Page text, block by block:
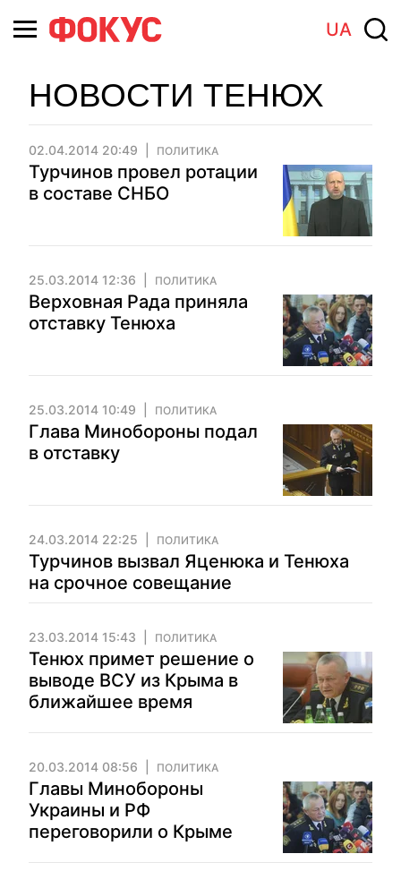
UA
НОВОСТИ ТЕНЮХ
02.04.2014 20:49 ПОЛИТИКА
Турчинов провел ротации
в составе СНБО
25.03.2014 12:36 ПОЛИТИКА
Верховная Рада приняла
отставку Тенюха
25.03.2014 10:49 ПОЛИТИКА
Глава Минобороны подал
в отставку
24.03.2014 22:25 ПОЛИТИКА
Турчинов вызвал Яценюка и Тенюха
на срочное совещание
23.03.2014 15:43 ПОЛИТИКА
Тенюх примет решение о
выводе ВСУ из Крыма в
ближайшее время
20.03.2014 08:56 ПОЛИТИКА
Главы Минобороны
Украины и РФ
переговорили о Крыме